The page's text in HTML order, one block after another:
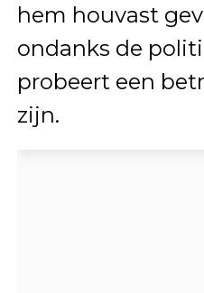
hem houvast
ondanks de
probeert een
zijn.